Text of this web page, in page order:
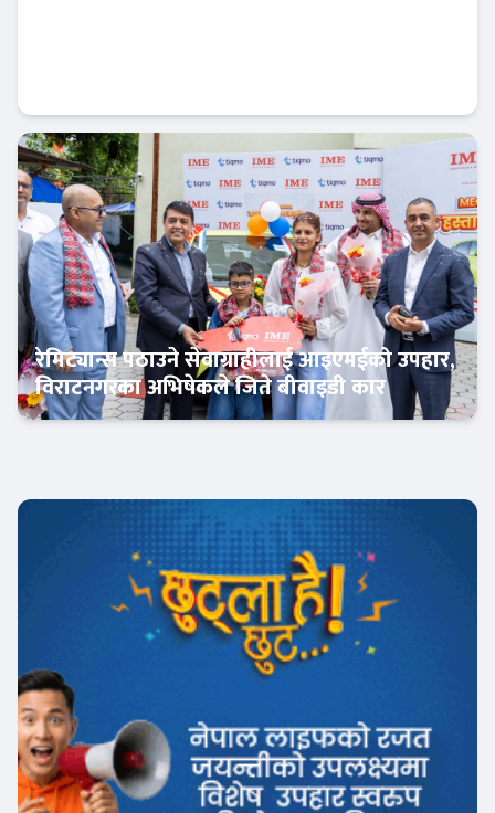
बैंक-वित्त
रेमिट्यान्स पठाउने सेवाग्राहीलाई आइएमईको उपहार,
विराटनगरका अभिषेकले जिते बीवाइडी कार